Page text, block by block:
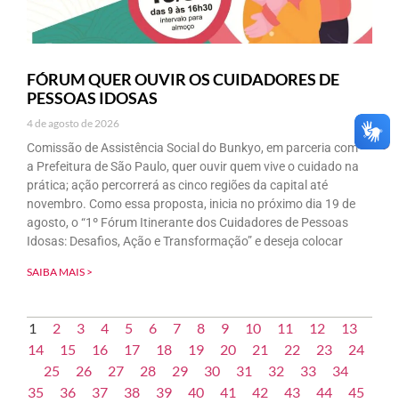
FÓRUM QUER OUVIR OS CUIDADORES DE
PESSOAS IDOSAS
4 de agosto de 2026
Comissão de Assistência Social do Bunkyo, em parceria com
a Prefeitura de São Paulo, quer ouvir quem vive o cuidado na
prática; ação percorrerá as cinco regiões da capital até
novembro. Como essa proposta, inicia no próximo dia 19 de
agosto, o “1º Fórum Itinerante dos Cuidadores de Pessoas
Idosas: Desafios, Ação e Transformação” e deseja colocar
SAIBA MAIS >
1 2 3 4 5 6 7 8 9 10 11 12
13
14
15 16 17 18 19 20 21 22 23
24
25
26 27 28 29 30 31 32 33
34
35
36 37 38 39 40 41 42 43 44
45